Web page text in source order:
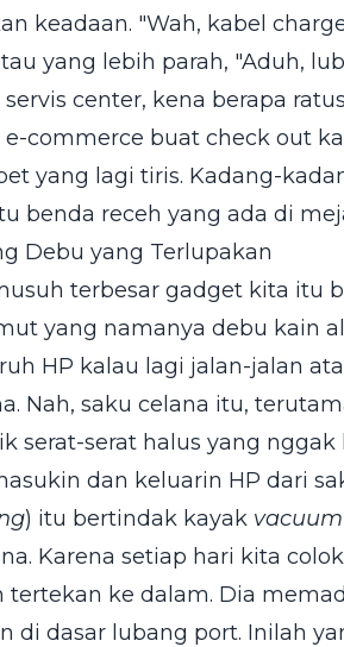
keadaan. "Wah, kabel
yang lebih parah, "Aduh,
center, kena berapa
commerce buat check out
yang lagi tiris. Kadang-
benda receh yang ada di
Debu yang Terlupakan
terbesar gadget kita itu
yang namanya debu kain
HP kalau lagi jalan-jalan
Nah, saku celana itu,
serat-serat halus yang
dan keluarin HP dari
) itu bertindak kayak
Karena setiap hari kita
ke dalam. Dia
di dasar lubang port. Inilah